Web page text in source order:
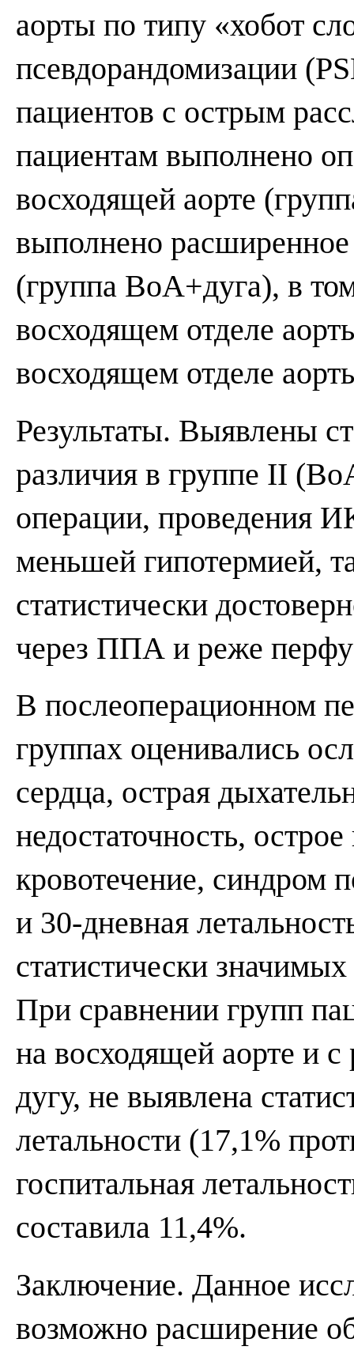
аорты по типу «хобот
псевдорандомизации
пациентов с острым
пациентам выполнено
восходящей аорте
выполнено
(группа ВоА+дуга), в
восходящем отделе
восходящем отделе
Результаты. Выявлены
различия в группе II
операции, проведения
меньшей гипотермией,
статистически
через ППА и реже
В послеоперационном
группах оценивались
сердца, острая
недостаточность,
кровотечение, синдром
и 30-дневная
статистически
При сравнении групп
на восходящей аорте и
дугу, не выявлена
летальности (17,1%
госпитальная
составила 11,4%.
Заключение. Данное
возможно расширение